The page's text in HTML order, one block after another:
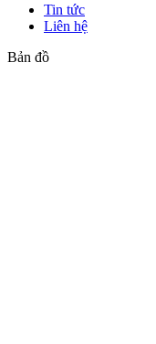
Tin tức
Liên hệ
Bản đồ